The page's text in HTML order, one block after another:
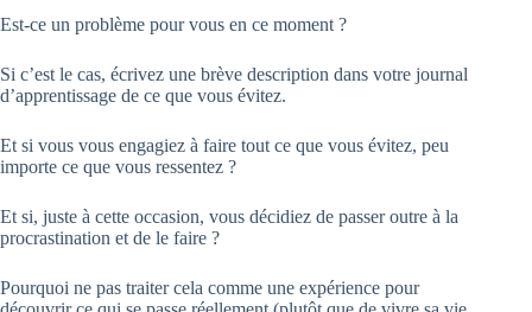
Est-ce un problème pour vous en ce moment ?
Si c’est le cas, écrivez une brève description dans votre journal
d’apprentissage de ce que vous évitez.
Et si vous vous engagiez à faire tout ce que vous évitez, peu
importe ce que vous ressentez ?
Et si, juste à cette occasion, vous décidiez de passer outre à la
procrastination et de le faire ?
Pourquoi ne pas traiter cela comme une expérience pour